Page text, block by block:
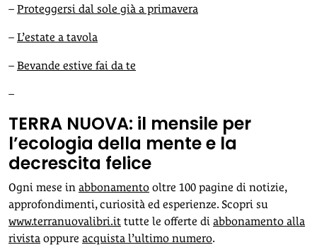
– Proteggersi dal sole già a primavera
– L’estate a tavola
– Bevande estive fai da te
–
TERRA NUOVA: il mensile per
l’ecologia della mente e la
decrescita felice
Ogni mese in abbonamento oltre 100 pagine di notizie,
approfondimenti, curiosità ed esperienze. Scopri su
www.terranuovalibri.it tutte le offerte di abbonamento alla
rivista oppure acquista l’ultimo numero.